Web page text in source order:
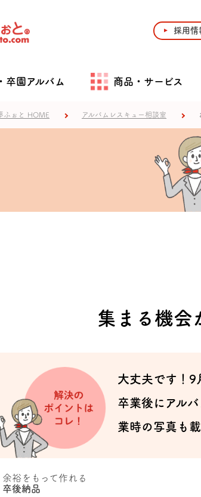
採用情
卒園アルバム 商品・サービス
ふぉと HOME アルバムレスキュー相談室
集まる機会
大丈夫です！9
卒業後にアル
業時の写真も
余裕をもって作れる
卒後納品